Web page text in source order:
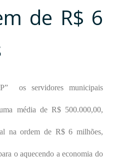
de R$ 6
os servidores municipais
média de R$ 500.000,00,
na ordem de R$ 6 milhões,
o aquecendo a economia do